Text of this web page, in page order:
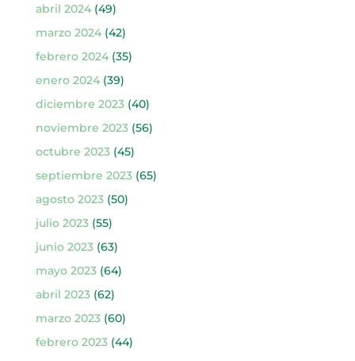
abril 2024(49)
marzo 2024(42)
febrero 2024(35)
enero 2024(39)
diciembre 2023(40)
noviembre 2023(56)
octubre 2023(45)
septiembre 2023(65)
agosto 2023(50)
julio 2023(55)
junio 2023(63)
mayo 2023(64)
abril 2023(62)
marzo 2023(60)
febrero 2023(44)